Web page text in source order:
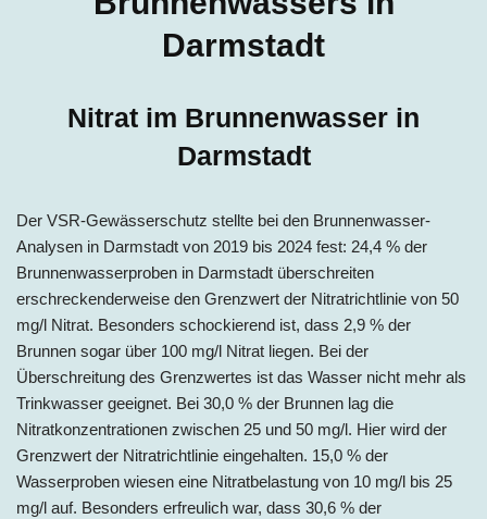
Darmstadt
Nitrat im Brunnenwasser in
Darmstadt
Der VSR-Gewässerschutz stellte bei den Brunnenwasser-
Analysen in Darmstadt von 2019 bis 2024 fest: 24,4 % der
Brunnenwasserproben in Darmstadt überschreiten
erschreckenderweise den Grenzwert der Nitratrichtlinie von 50
mg/l Nitrat. Besonders schockierend ist, dass 2,9 % der
Brunnen sogar über 100 mg/l Nitrat liegen. Bei der
Überschreitung des Grenzwertes ist das Wasser nicht mehr als
Trinkwasser geeignet. Bei 30,0 % der Brunnen lag die
Nitratkonzentrationen zwischen 25 und 50 mg/l. Hier wird der
Grenzwert der Nitratrichtlinie eingehalten. 15,0 % der
Wasserproben wiesen eine Nitratbelastung von 10 mg/l bis 25
mg/l auf. Besonders erfreulich war, dass 30,6 % der